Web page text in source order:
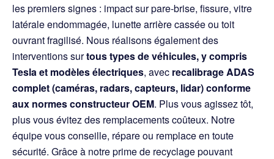
les premiers signes : impact sur pare-brise, fissure, vitre
latérale endommagée, lunette arrière cassée ou toit
ouvrant fragilisé. Nous réalisons également des
interventions surtous types de véhicules, y compris
Tesla et modèles électriques, avec recalibrage ADAS
complet (caméras, radars, capteurs, lidar) conforme
aux normes constructeur OEM. Plus vous agissez tôt,
plus vous évitez des remplacements coûteux. Notre
équipe vous conseille, répare ou remplace en toute
sécurité. Grâce à notre prime de recyclage pouvant